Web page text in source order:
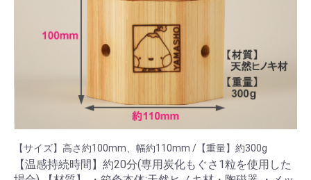
【サイズ】高さ約100mm、幅約110mm /【重量】約300g
【温感持続時間】約20分(専用炭化もぐさ1粒を使用した